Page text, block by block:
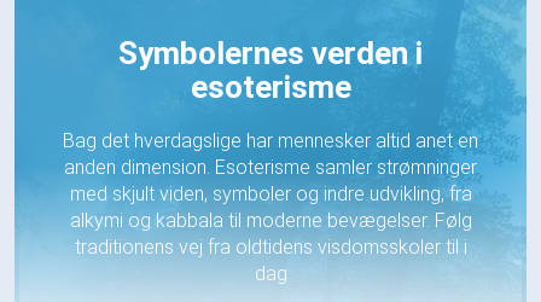
Symbolernes verden i
esoterisme
Bag det hverdagslige har mennesker altid anet en
anden dimension. Esoterisme samler strømninger
med skjult viden, symboler og indre udvikling, fra
alkymi og kabbala til moderne bevægelser. Følg
traditionens vej fra oldtidens visdomsskoler til i
dag